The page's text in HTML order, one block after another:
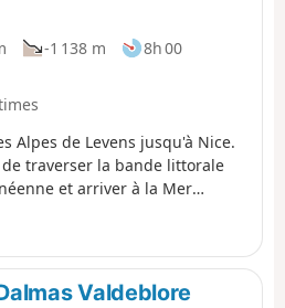
sur le Var.
et l'arrivée
-1 138 m
8h 00
Alpes de Levens jusqu'à Nice.
traverser la bande littorale
et arriver à la Mer
Valdeblore